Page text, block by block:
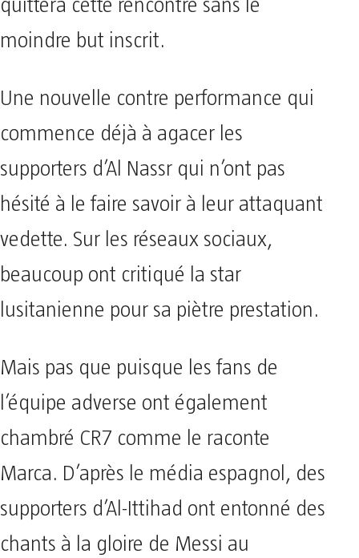
quittera cette rencontre sans le
moindre but inscrit.
Une nouvelle contre performance qui
commence déjà à agacer les
supporters d’Al Nassr qui n’ont pas
hésité à le faire savoir à leur attaquant
vedette. Sur les réseaux sociaux,
beaucoup ont critiqué la star
lusitanienne pour sa piètre prestation.
Mais pas que puisque les fans de
l’équipe adverse ont également
chambré CR7 comme le raconte
Marca. D’après le média espagnol, des
supporters d’Al-Ittihad ont entonné des
chants à la gloire de Messi au